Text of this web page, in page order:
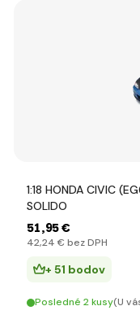
1:18 HONDA CIVIC
SOLIDO
51,95 €
42,24 € bez DPH
+ 51 bodov
Posledné 2 kusy(U